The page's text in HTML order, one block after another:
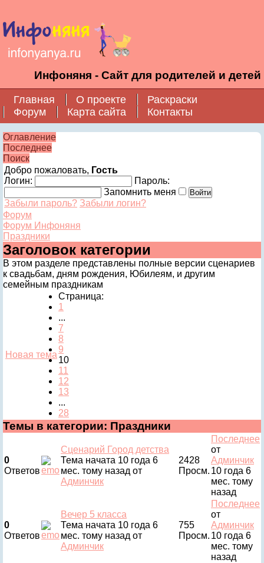
Инфоняня - Сайт для родителей и детей
Главная О проекте
Раскраски
Форум
Карта сайта Контакты
Оглавление
Последнее
Поиск
Добро пожаловать, Гость
Логин:
Пароль:
Запомнить меня
Забыли пароль? Забыли логин?
Форум
Форум Инфоняня
Праздники
Заголовок категории
В этом разделе представлены полные версии сценариев
к свадьбам, дням рождения, Юбилеям, и другим
семейным праздникам
Новая тема
Страница:
1
...
7
8
9
10
11
12
13
...
28
Темы в категории: Праздники
0
Ответов
Сценарий Город детства
Тема начата 10 года 6
мес. тому назад от
Админчик
2428
Просм.
Последнее
от
Админчик
10 года 6
мес. тому
назад
0
Ответов
Вечер 5 класса
Тема начата 10 года 6
мес. тому назад от
Админчик
755
Просм.
Последнее
от
Админчик
10 года 6
мес. тому
назад